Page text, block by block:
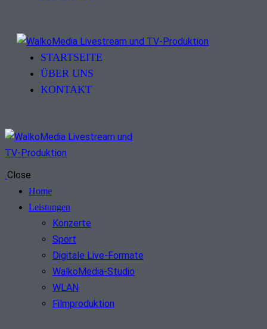
STARTSEITE
ÜBER UNS
KONTAKT
Close
Home
Leistungen
Konzerte
Sport
Digitale Live-Formate
WalkoMedia-Studio
WLAN
Filmproduktion